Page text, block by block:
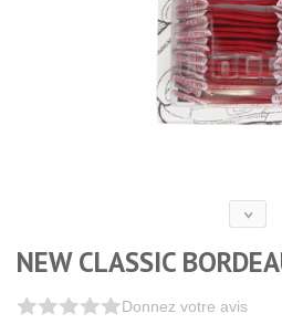
NEW CLASSIC
Donnez votre avis